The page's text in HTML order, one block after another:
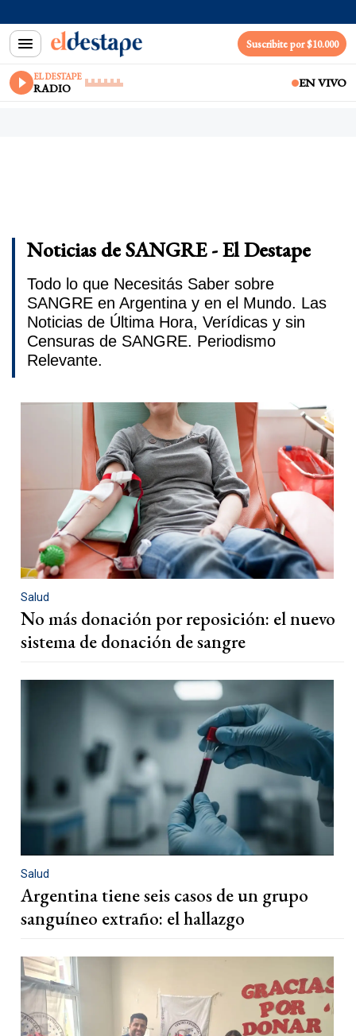
Suscribite por $10.000
EL DESTAPE
RADIO EN VIVO
Noticias de SANGRE - El Destape
Todo lo que Necesitás Saber sobre
SANGRE en Argentina y en el Mundo. Las
Noticias de Última Hora, Verídicas y sin
Censuras de SANGRE. Periodismo
Relevante.
Salud
No más donación por reposición: el nuevo
sistema de donación de sangre
Salud
Argentina tiene seis casos de un grupo
sanguíneo extraño: el hallazgo